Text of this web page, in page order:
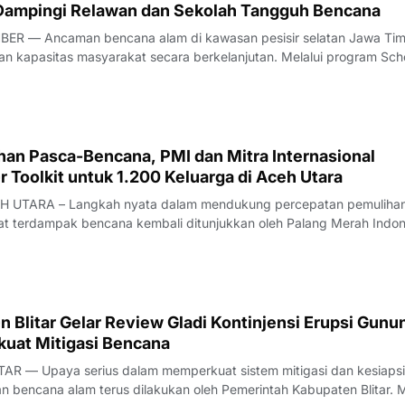
Relawan dan Sekolah Tangguh Bencana
— Ancaman bencana alam di kawasan pesisir selatan Jawa
kapasitas masyarakat secara berkelanjutan. Melalui program
(SCR), Palang Merah Indonesia (PMI) Kabupaten Jember
Pasca-Bencana, PMI dan Mitra Internasional
Toolkit untuk 1.200 Keluarga di Aceh Utara
UTARA – Langkah nyata dalam mendukung percepatan
terdampak bencana kembali ditunjukkan oleh Palang Merah
and Voucher Assistance (CVA) PMI Kabupaten Aceh Utara,
Blitar Gelar Review Gladi Kontinjensi Erupsi
Mitigasi Bencana
— Upaya serius dalam memperkuat sistem mitigasi dan
bencana alam terus dilakukan oleh Pemerintah Kabupaten Blitar.